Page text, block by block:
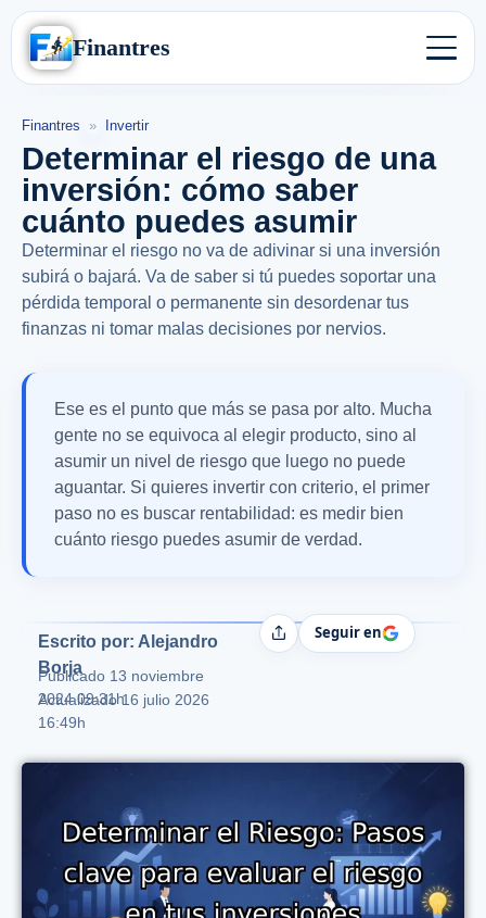
Finantres
Finantres » Invertir
Determinar el riesgo de una
inversión: cómo saber
cuánto puedes asumir
Determinar el riesgo no va de adivinar si una inversión
subirá o bajará. Va de saber si tú puedes soportar una
pérdida temporal o permanente sin desordenar tus
finanzas ni tomar malas decisiones por nervios.
Ese es el punto que más se pasa por alto. Mucha
gente no se equivoca al elegir producto, sino al
asumir un nivel de riesgo que luego no puede
aguantar. Si quieres invertir con criterio, el primer
paso no es buscar rentabilidad: es medir bien
cuánto riesgo puedes asumir de verdad.
Escrito por: Alejandro
Borja
Publicado 13 noviembre
2024 09:31h
Actualizado 16 julio 2026
16:49h
CompartirSeguir en